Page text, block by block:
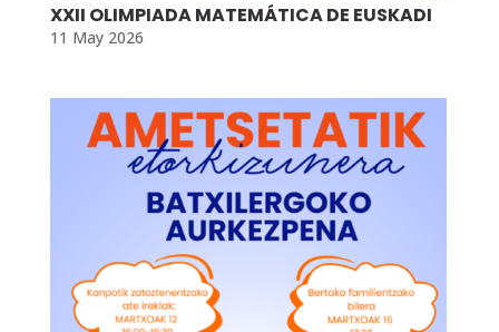
XXII OLIMPIADA MATEMÁTICA DE EUSKADI
11 May 2026